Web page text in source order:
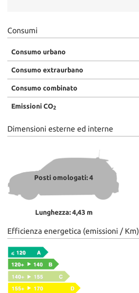
Consumi
Consumo urbano
Consumo extraurbano
Consumo combinato
Emissioni CO2
Dimensioni esterne ed interne
Posti omologati: 4
Lunghezza: 4,43 m
Efficienza energetica (emissioni / Km)